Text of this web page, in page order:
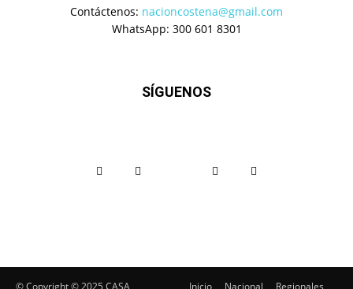
Contáctenos: nacioncostena@gmail.com
WhatsApp: 300 601 8301
SÍGUENOS
© Copyright ©️ 2025 CASA Inicio Nacional Regionales